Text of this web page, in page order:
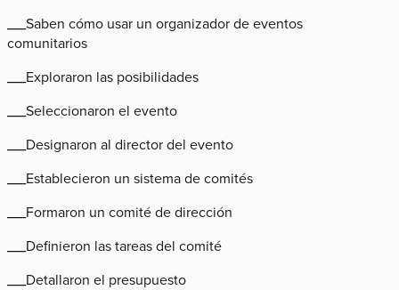
___Saben cómo usar un organizador de eventos
comunitarios
___Exploraron las posibilidades
___Seleccionaron el evento
___Designaron al director del evento
___Establecieron un sistema de comités
___Formaron un comité de dirección
___Definieron las tareas del comité
___Detallaron el presupuesto